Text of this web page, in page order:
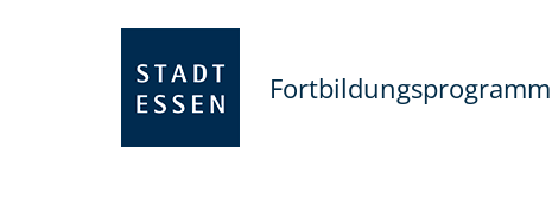
Fortbildungsprogramm